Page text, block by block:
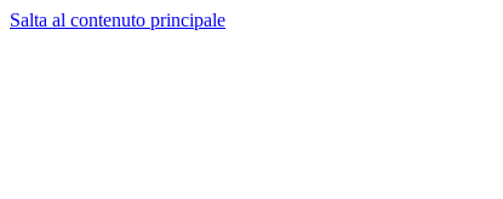
Salta al contenuto principale